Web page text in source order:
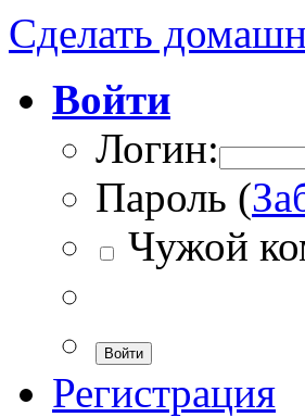
Сделать
Войти
Логин:
Пароль (
Чужой
Войти
Регистрация